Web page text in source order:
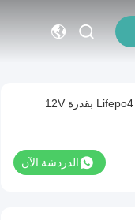
بطارية تخزين الطاقة Lifepo4 بقدرة 12V
الدردشة الآن